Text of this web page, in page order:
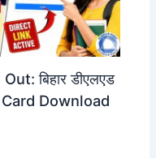
बिहार डीएलएड
Card Download